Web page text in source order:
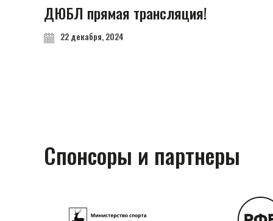
ДЮБЛ прямая трансляция!
22 декабря, 2024
Спонсоры и партнеры